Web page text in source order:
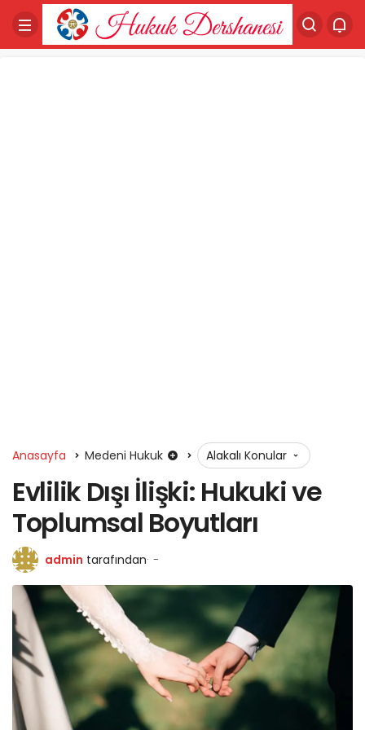
Anasayfa Medeni Hukuk Alakalı Konular
Evlilik Dışı İlişki: Hukuki ve
Toplumsal Boyutları
admin tarafından -